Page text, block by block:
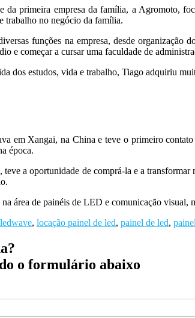
da primeira empresa da família, a Agromoto,
trabalho no negócio da família.
funções na empresa, desde
e começar a cursar uma faculdade de
dos estudos, vida e trabalho, Tiago adquiriu
em Xangai, na China e teve o primeiro
época.
teve a oportunidade de comprá-la e a
área de painéis de LED e comunicação
ledwave, locação painel de led, painel de led,
o formulário abaixo